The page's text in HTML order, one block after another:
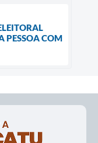
PESSOA COM